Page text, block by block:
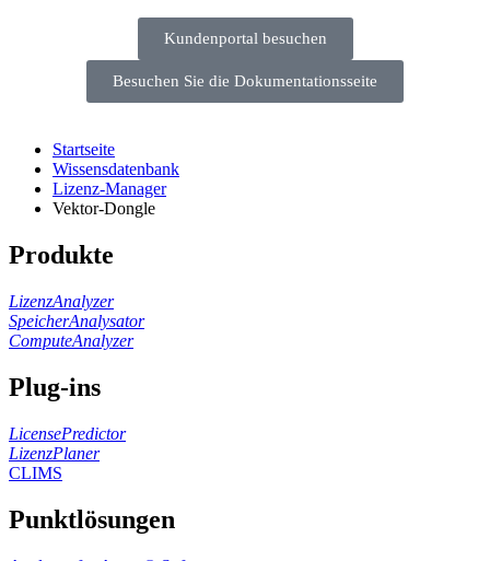
Kundenportal besuchen
Besuchen Sie die Dokumentationsseite
Startseite
Wissensdatenbank
Lizenz-Manager
Vektor-Dongle
Produkte
LizenzAnalyzer
SpeicherAnalysator
ComputeAnalyzer
Plug-ins
LicensePredictor
LizenzPlaner
CLIMS
Punktlösungen